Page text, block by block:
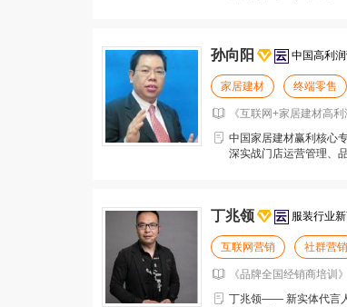
孙向阳 中国高利
家居建材 终端零售
《互联网+家居建材高
中国家居建材赢利核心
深实战门店运营管理、
丁兆领 服装行业
互联网营销 社群营销
《品牌全国经销商培训
丁兆领—— 新实体代言